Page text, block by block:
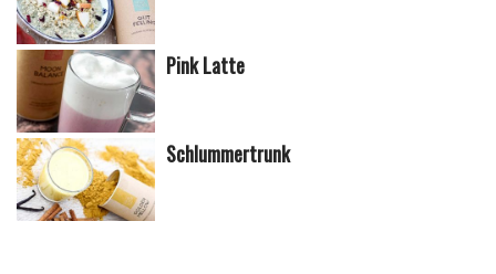
Pink Latte
Schlummertrunk